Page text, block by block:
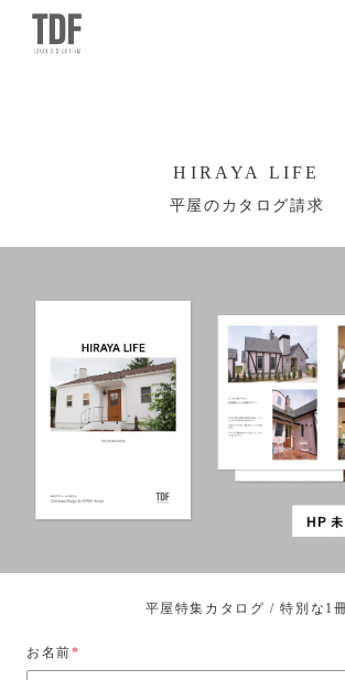
HIRAYA LIFE
平屋のカタログ請求
平屋特集カタログ / 特別な1
お名前*